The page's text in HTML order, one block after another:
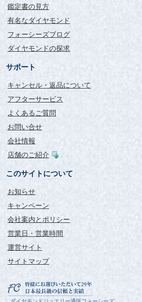
鑑定書の見方
有名なダイヤモンド
フォーシーズブログ
ダイヤモンドの探求
サポート
キャンセル・返品について
アフターサービス
よくあるご質問
お問い合せ
会社情報
店舗のご紹介
このサイトについて
お知らせ
キャンペーン
会社案内とポリシー
営業日・営業時間
運営サイト
サイトマップ